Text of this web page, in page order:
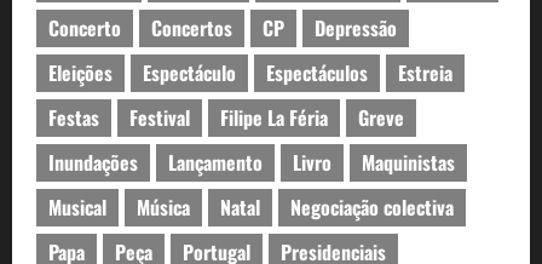
Concerto
Concertos CP
Depressão
Eleições
Espectáculo Espectáculos
Estreia
Festas
Festival Filipe La Féria
Greve
Inundações
Lançamento Livro
Maquinistas
Musical
Música Natal
Negociação colectiva
Papa
Peça Portugal
Presidenciais